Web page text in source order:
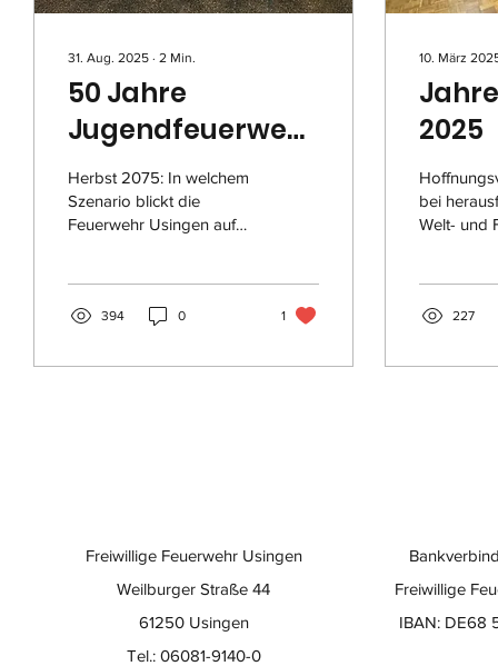
31. Aug. 2025 ∙ 2 Min.
50 Jahre
Jugendfeuerwehr
Usingen
Herbst 2075: In welchem
Szenario blickt die
Feuerwehr Usingen auf
394 0 1
10. März
2025
bei
Welt- und
227
Freiwillige
IBAN: DE68
Freiwillige Feuerwehr Usingen
Weilburger Straße 44
61250 Usingen
Tel.: 06081-9140-0